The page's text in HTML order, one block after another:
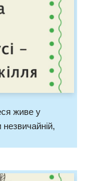
живе у